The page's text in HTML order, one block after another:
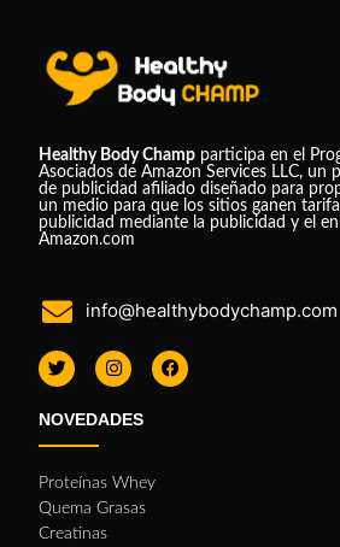
Healthy Body Champ participa en el
Asociados de Amazon Services LLC, un
de publicidad afiliado diseñado para
un medio para que los sitios ganen
publicidad mediante la publicidad y el
Amazon.com
info@healthybodychamp.com
NOVEDADES
Proteínas Whey
Quema Grasas
Creatinas